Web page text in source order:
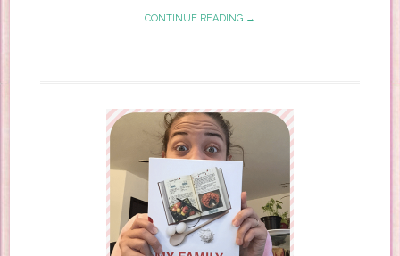
CONTINUE READING →